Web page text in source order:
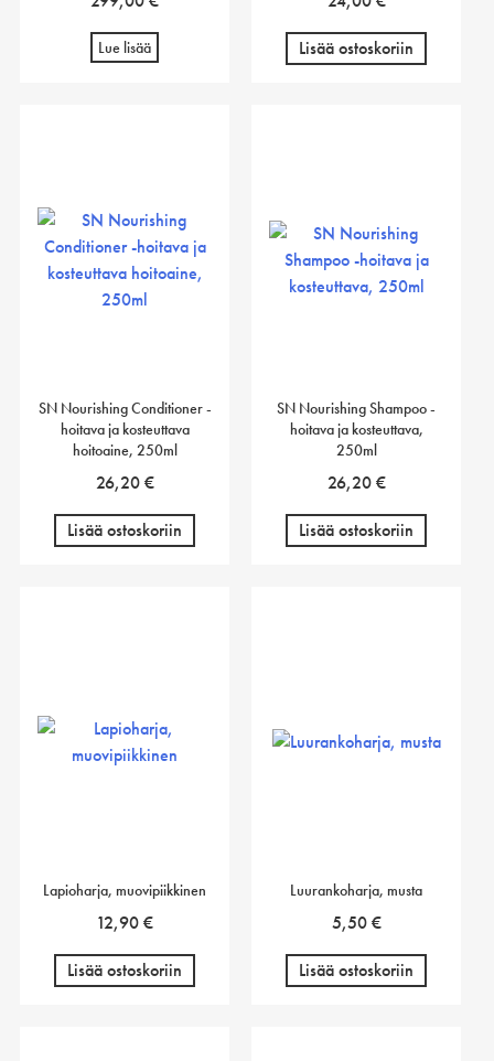
Lue lisää Lisää ostoskoriin
SN Nourishing Conditioner -
hoitava ja kosteuttava
hoitoaine, 250ml
26,20€
Lisää ostoskoriin
SN Nourishing Shampoo -
hoitava ja kosteuttava,
250ml
26,20€
Lisää ostoskoriin
Lapioharja, muovipiikkinen
12,90€
Lisää ostoskoriin
Luurankoharja, musta
5,50€
Lisää ostoskoriin